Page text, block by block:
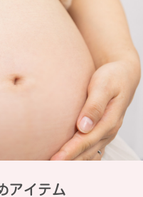
アイテム